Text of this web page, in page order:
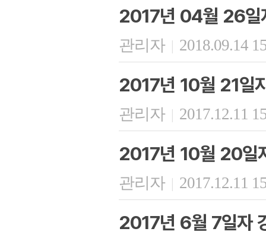
2017년 04월 26일
관리자 | 2018.09.14
2017년 10월 21일
관리자 | 2017.12.11
2017년 10월 20일
관리자 | 2017.12.11
2017년 6월 7일자